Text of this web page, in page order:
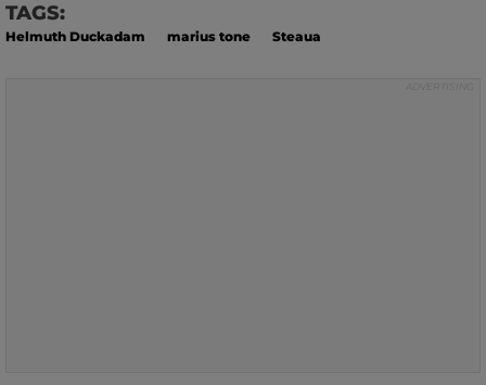
TAGS:
Helmuth Duckadam marius tone Steaua